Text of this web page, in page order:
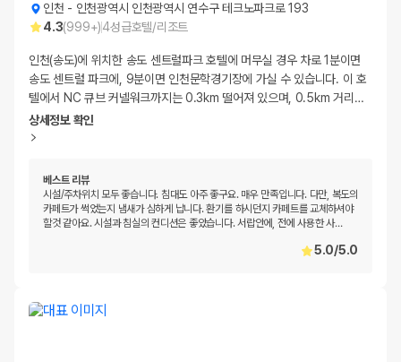
인천 - 인천광역시 인천광역시 연수구 테크노파크로 193
4.3(999+)4성급호텔/리조트
인천(송도)에 위치한 송도 센트럴파크 호텔에 머무실 경우 차로 1분이면
송도 센트럴 파크에, 9분이면 인천문학경기장에 가실 수 있습니다. 이 호
텔에서 NC 큐브 커넬워크까지는 0.3km 떨어져 있으며, 0.5km 거리 …
상세정보 확인
베스트 리뷰
시설/주차위치 모두 좋습니다. 침대도 아주 좋구요. 매우 만족입니다. 다만, 복도의
카페트가 썩었는지 냄새가 심하게 납니다. 환기를 하시던지 카페트를 교체하셔야
할것 같아요. 시설과 침실의 컨디션은 좋았습니다. 서랍안에, 전에 사용한 사…
5.0/5.0